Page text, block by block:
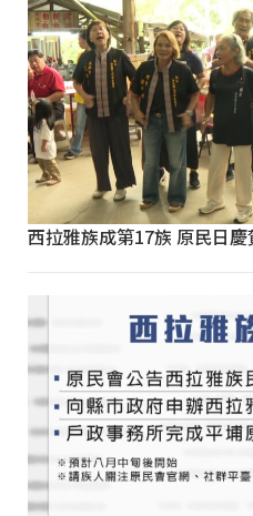
西拉雅族成第17族 原民日